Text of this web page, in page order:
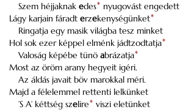
Szem héjjaknak edes* nyugovást engedett
Lágy karjain fáradt erzekenységünket*
Ringatja egy masik világba tesz minket
Hol sok ezer képpel elménk jádtzodtatja*
Valoság képébe tünö abrázatja*
Most az öröm arany hegyeit igéri.
Az áldás javait böv marokkal méri.
Majd a félelemmel rettenti lelkünket
’S A’ kéttség szelire* viszi eletünket